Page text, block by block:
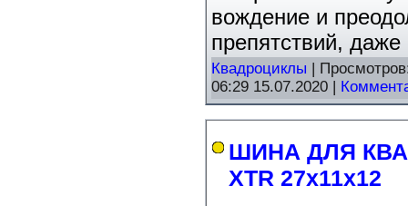
вождение и
препятствий,
Квадроциклы |
06:29 15.07.2020 |
ШИНА ДЛЯ
XTR 27х11х12